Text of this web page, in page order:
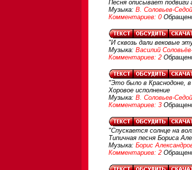
Песня описывает подвиги
Музыка: В. Соловьев-Седой
Комментариев: 0
"И сквозь дали вековые
Музыка: Василий
Комментариев: 2
"Это было в Краснодоне,
Хоровое исполнение
Музыка: В. Соловьев-Седой
Комментариев: 3
"Спускается солнце на
Типичная песня Бориса
Музыка: Борис
Комментариев: 2